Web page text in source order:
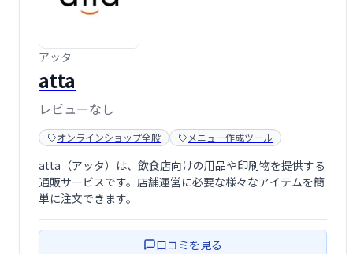
アッタ
atta
レビューなし
オンラインショップ全般 メニュー作成ツール
atta（アッタ）は、飲食店向けの用品や印刷物を提供する
通販サービスです。店舗運営に必要な様々なアイテムを簡
単に注文できます。
口コミを見る